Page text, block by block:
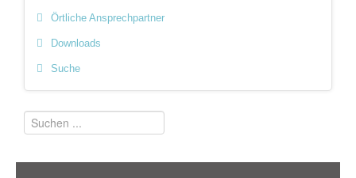
Örtliche Ansprechpartner
Downloads
Suche